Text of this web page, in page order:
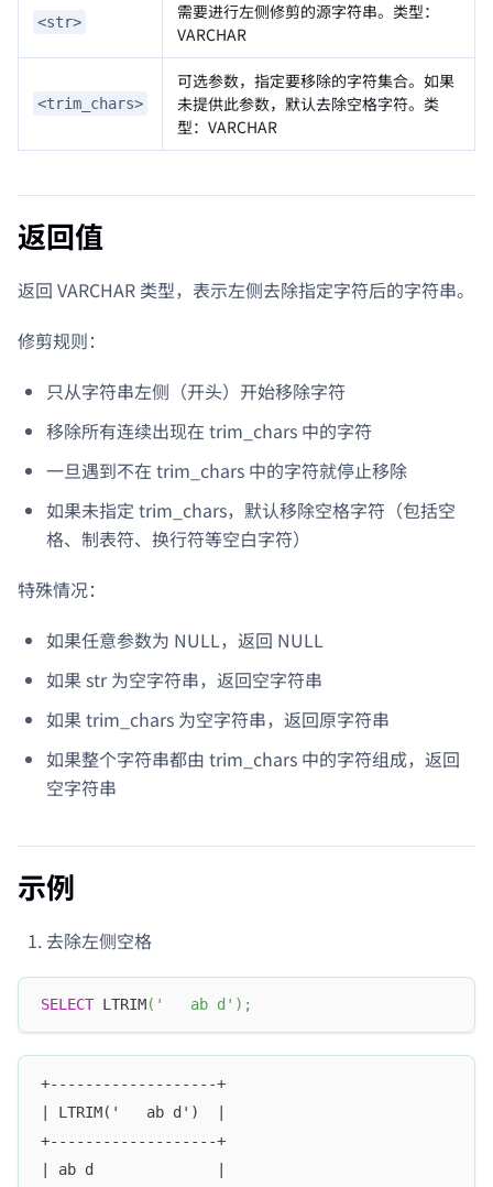
<str>
需要进行左侧修剪的源字符串。类型：
VARCHAR
<trim_chars>
可选参数，指定要移除的字符集合。如果
未提供此参数，默认去除空格字符。类
型：VARCHAR
返回值
返回 VARCHAR 类型，表示左侧去除指定字符后的字符串。
修剪规则：
只从字符串左侧（开头）开始移除字符
移除所有连续出现在 trim_chars 中的字符
一旦遇到不在 trim_chars 中的字符就停止移除
如果未指定 trim_chars，默认移除空格字符（包括空
格、制表符、换行符等空白字符）
特殊情况：
如果任意参数为 NULL，返回 NULL
如果 str 为空字符串，返回空字符串
如果 trim_chars 为空字符串，返回原字符串
如果整个字符串都由 trim_chars 中的字符组成，返回
空字符串
示例
去除左侧空格
SELECT LTRIM( '   ab d' ) ;
+-------------------+
| LTRIM('   ab d')  |
+-------------------+
| ab d              |